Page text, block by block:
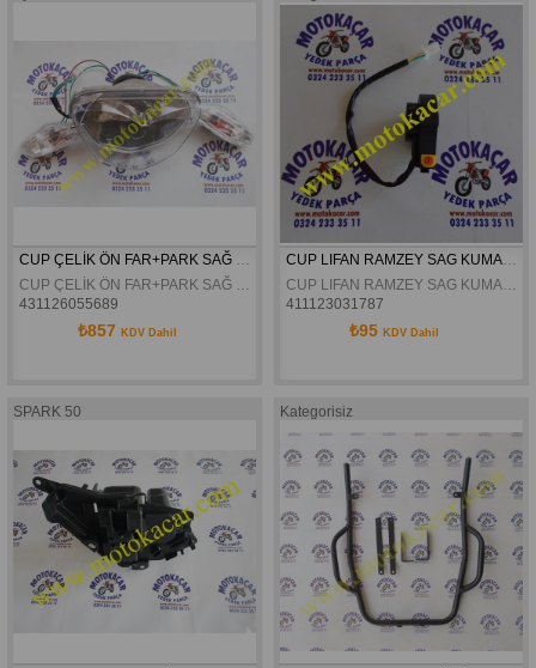
CUP ÇELİK ÖN FAR+PARK SAĞ SOL
CUP ÇELİK ÖN FAR+PARK SAĞ SOL
431126055689
₺857 KDV Dahil
CUP LIFAN RAMZEY SAG KUMANDA
CUP LIFAN RAMZEY SAG KUMANDA
411123031787
₺95 KDV Dahil
SPARK 50 Kategorisiz